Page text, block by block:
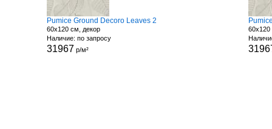
Pumice Ground Decoro Leaves 2
60x120 см, декор
Наличие: по запросу
31967 р/м²
60x120